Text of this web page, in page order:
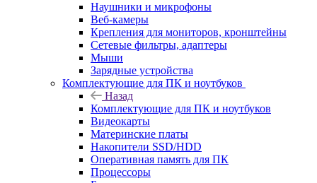
Наушники и микрофоны
Веб-камеры
Крепления для мониторов, кронштейны
Сетевые фильтры, адаптеры
Мыши
Зарядные устройства
Комплектующие для ПК и ноутбуков
Назад
Комплектующие для ПК и ноутбуков
Видеокарты
Материнские платы
Накопители SSD/HDD
Оперативная память для ПК
Процессоры